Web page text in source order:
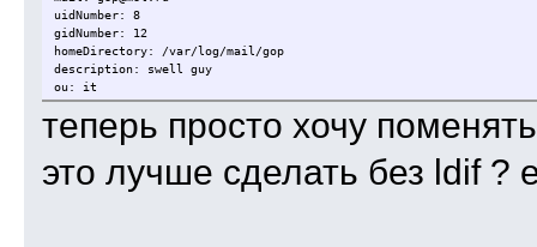
uidNumber: 8
gidNumber: 12
homeDirectory: /var/log/mail/gop
description: swell guy
ou: it
теперь просто хочу
это лучше сделать без ldif ?